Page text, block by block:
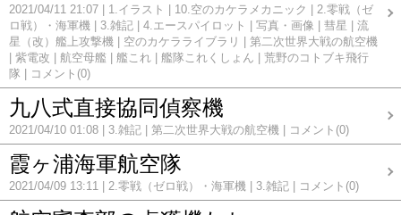
2021/04/11 21:07 1.イラスト 10.空のカケラメカニック
2.零戦（ゼ
ロ戦）・海軍機
3.雑記 4.エースパイロット 写真・画像 彗星
流
星（改）艦上攻撃機
空のカケラライブラリ
第二次世界大戦の航空機
紫電改
航空母艦 艦これ 艦隊これくしょん
荒野のコトブキ飛行
隊
コメント(0)
九八式直接協同偵察機
2021/04/10 01:08 3.雑記 第二次世界大戦の航空機 コメント(0)
霞ヶ浦海軍航空隊
2021/04/09 13:11 2.零戦（ゼロ戦）・海軍機 3.雑記 コメント(0)